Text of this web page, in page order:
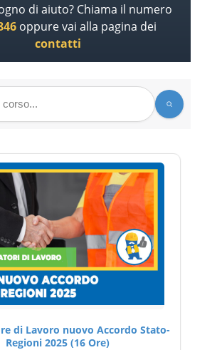
di aiuto? Chiama il numero
oppure vai alla pagina dei
contatti
di Lavoro nuovo Accordo Stato-
Regioni 2025 (16 Ore)